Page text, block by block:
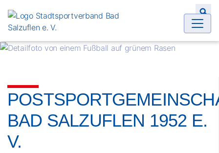
BAD SALZUFLEN 1952 E.
V.